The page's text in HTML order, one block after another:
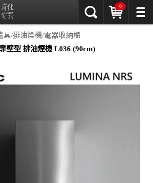
0
具/排油煙機/電器收納櫃
壁型 排油煙機 L036 (90cm)